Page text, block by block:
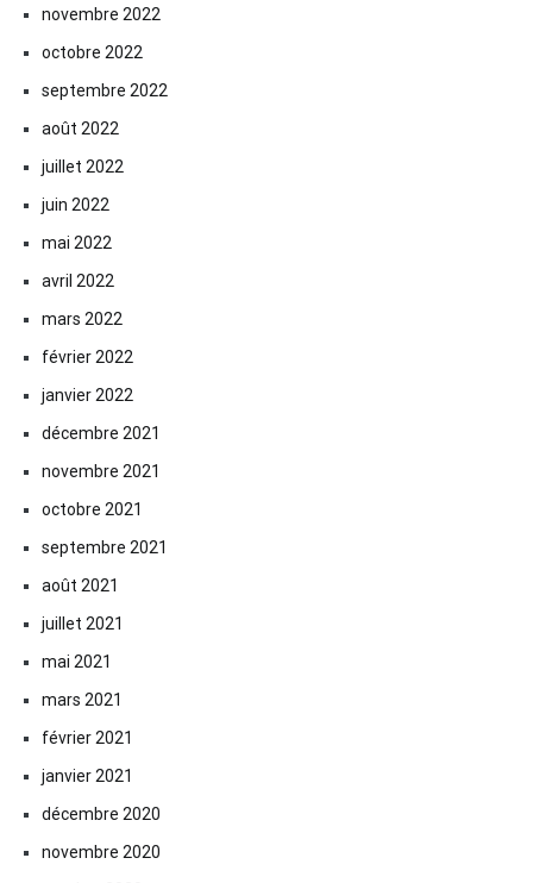
novembre 2022
octobre 2022
septembre 2022
août 2022
juillet 2022
juin 2022
mai 2022
avril 2022
mars 2022
février 2022
janvier 2022
décembre 2021
novembre 2021
octobre 2021
septembre 2021
août 2021
juillet 2021
mai 2021
mars 2021
février 2021
janvier 2021
décembre 2020
novembre 2020